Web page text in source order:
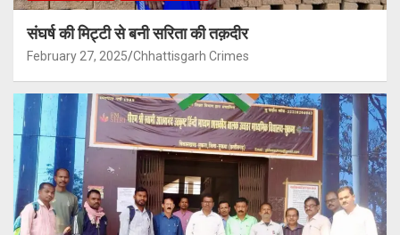
संघर्ष की मिट्टी से बनी सरिता की तक़दीर
February 27, 2025 Chhattisgarh Crimes